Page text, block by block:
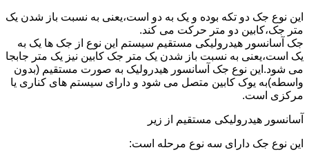
این نوع جک دو تکه بوده و یک به دو است،یعنی به نسبت باز شدن یک
متر جک،کابین دو متر حرکت می کند.
جک آسانسور هیدرولیکی مستقیم سیستم این نوع از جک ها یک به
یک است،یعنی به نسبت باز شدن یک متر جک کابین نیز یک متر جابجا
می شود.این نوع جک آسانسور هیدرولیک به صورت مستقیم (بدون
واسطه)به یوک کابین متصل می شود و دارای سیستم های کناری یا
مرکزی است.
آسانسور هیدرولیکی مستقیم از زیر
این نوع جک دارای سه نوع مرحله است: